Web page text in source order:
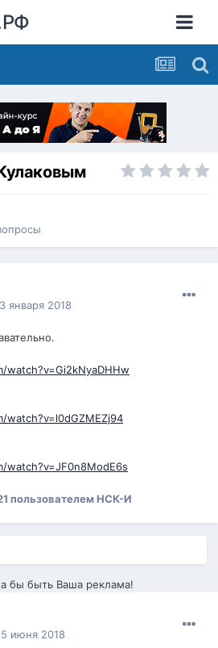
января 2018
пользователем НСК-И
бы быть Ваша реклама!
июня 2018